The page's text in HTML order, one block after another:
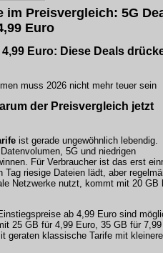
im Preisvergleich: 5G
Euro
Euro: Diese Deals
muss 2026 nicht mehr teuer sein
der Preisvergleich jetzt
ist gerade ungewöhnlich lebendig.
5G und niedrigen
Für Verbraucher ist das erst
riesige Dateien lädt, aber
Netzwerke nutzt, kommt mit 20 GB
ab 4,99 Euro sind
25 GB für 4,99 Euro, 35 GB für 7,99
geraten klassische Tarife mit